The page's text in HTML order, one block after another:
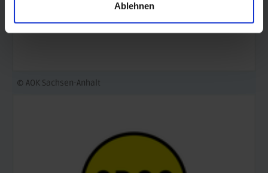
Ablehnen
© AOK Sachsen-Anhalt